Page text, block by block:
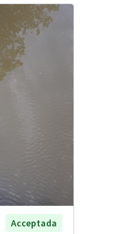
Acceptada